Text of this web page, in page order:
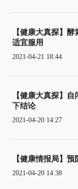
【健康大真探】
适宜服用
2021-04-21 18:44
【健康大真探】
下结论
2021-04-20 14:27
【健康情报局】
2021-04-20 14:38